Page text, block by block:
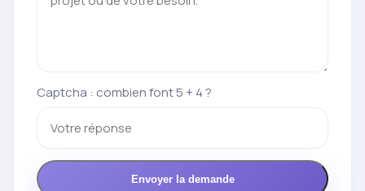
Captcha : combien font 5 + 4 ?
Envoyer la demande